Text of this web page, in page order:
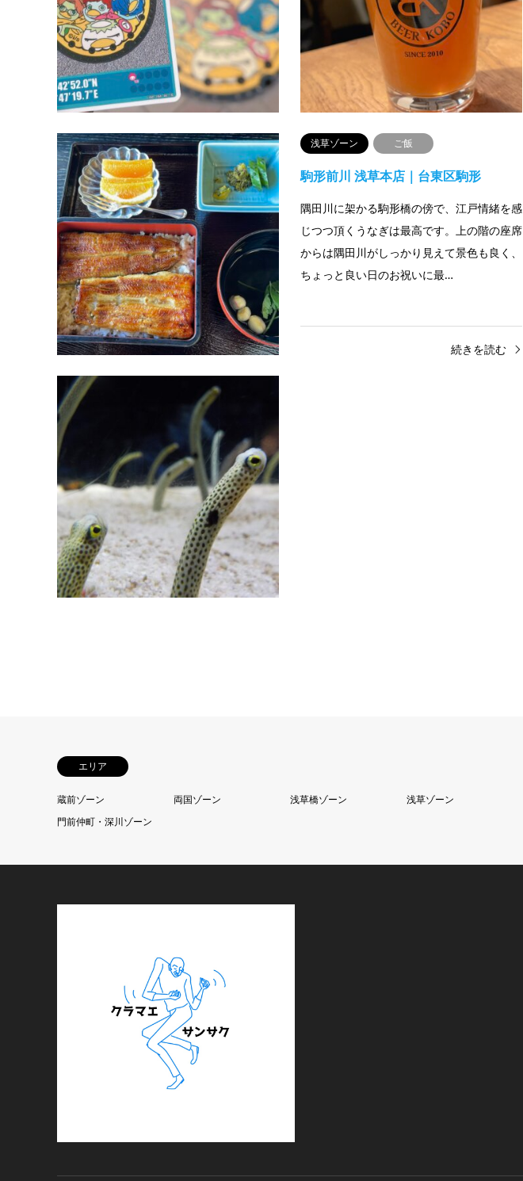
描かれた台東区のマンホールカード（ブル
ー）が「台東区生涯学習センター」で無料配
布されています。台東区生涯学…
続きを読む
浅草ゾーン ご飯
駒形前川 浅草本店｜台東区駒形
隅田川に架かる駒形橋の傍で、江戸情緒を感
じつつ頂くうなぎは最高です。上の階の座席
からは隅田川がしっかり見えて景色も良く、
ちょっと良い日のお祝いに最…
続きを読む
エリア
蔵前ゾーン 両国ゾーン 浅草橋ゾーン
浅草ゾーン
門前仲町・深川ゾーン